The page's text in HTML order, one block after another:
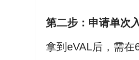
第二步：申请单次
拿到eVAL后，需